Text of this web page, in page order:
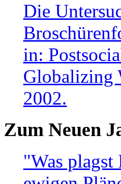
Die
in:
Globalizing
2002.
Zum Neuen
"Was plagst